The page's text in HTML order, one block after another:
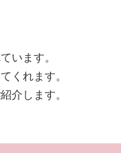
います。
くれます。
介します。